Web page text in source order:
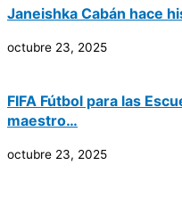
Janeishka Cabán hace
octubre 23, 2025
FIFA Fútbol para las
maestro…
octubre 23, 2025